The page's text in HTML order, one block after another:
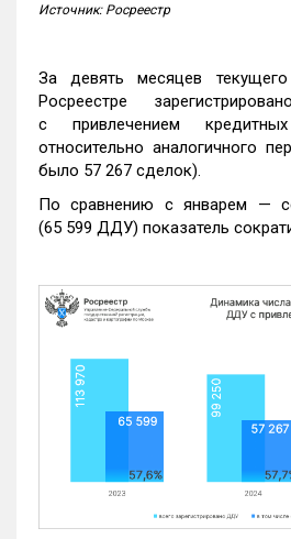
Источник: Росреестр
За девять месяцев
Росреестре
с привлечением
относительно аналогичного
было 57 267 сделок).
По сравнению с январем —
(65 599 ДДУ) показатель